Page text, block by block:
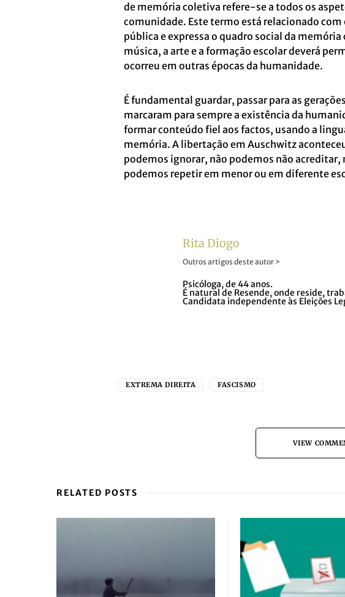
de memória coletiva refere-se a todos os
comunidade. Este termo está relacionado
pública e expressa o quadro social da
música, a arte e a formação escolar deverá
ocorreu em outras épocas da humanidade.
É fundamental guardar, passar para as
marcaram para sempre a existência da
formar conteúdo fiel aos factos, usando a
memória. A libertação em Auschwitz
podemos ignorar, não podemos não
podemos repetir em menor ou em diferente
Rita Diogo
Outros artigos deste autor >
Psicóloga, de 44 anos.
É natural de Resende, onde reside,
Candidata independente às Eleições
EXTREMA DIREITA FASCISMO
VIEW
RELATED POSTS